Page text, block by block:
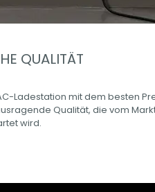
QUALITÄT
Ladestation mit dem besten
Qualität, die vom
wird.